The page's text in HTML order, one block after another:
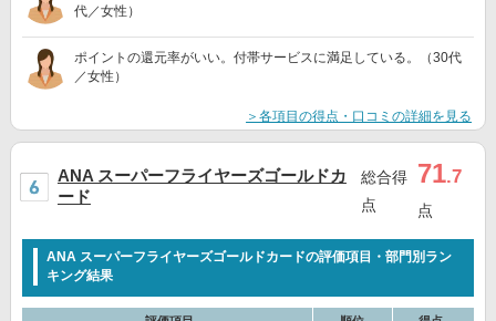
代／女性）
ポイントの還元率がいい。付帯サービスに満足している。（30代
／女性）
＞各項目の得点・口コミの詳細を見る
ANA スーパーフライヤーズゴールドカ
ード
総合得
点
71.7
点
ANA スーパーフライヤーズゴールドカードの評価項目・部門別ラン
キング結果